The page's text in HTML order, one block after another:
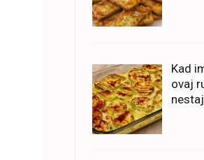
Kad
ovaj